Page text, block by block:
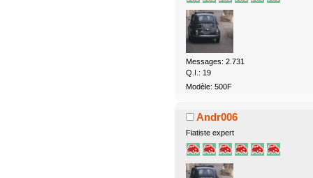
Messages: 2.731
Q.I.: 19
Modèle: 500F
Andr006
Fiatiste expert